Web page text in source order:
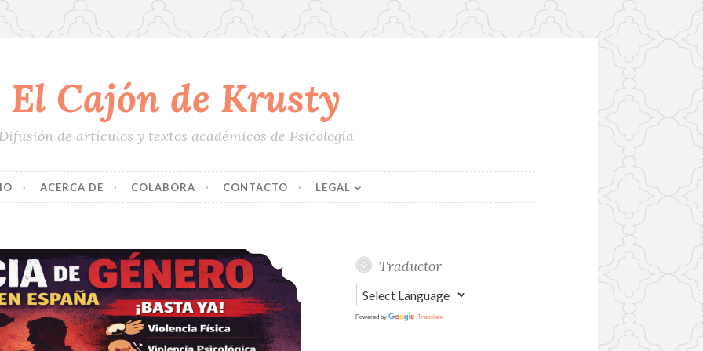
El Cajón de Krusty
Difusión de artículos y textos académicos de Psicología
ACERCA DE COLABORA CONTACTO LEGAL
Agresores Plurivictimizadores en Violencia de Género: un Estudio Exploratorio
Traductor
Powered by Translate